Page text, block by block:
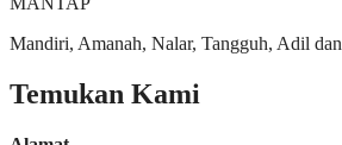
Mandiri, Amanah, Nalar, Tangguh, Adil
Temukan Kami